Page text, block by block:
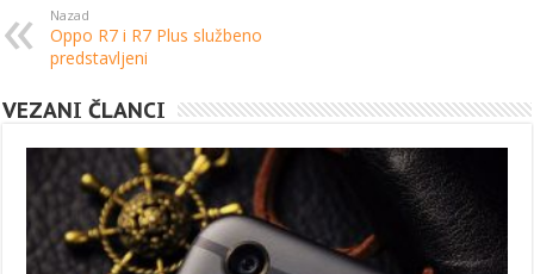
Nazad
Oppo R7 i R7 Plus službeno
predstavljeni
VEZANI ČLANCI